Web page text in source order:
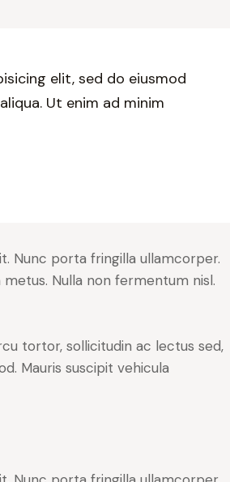
elit, sed do eiusmod
Ut enim ad minim
Nunc porta fringilla ullamcorper.
Nulla non fermentum nisl.
tortor, sollicitudin ac lectus sed,
Mauris suscipit vehicula